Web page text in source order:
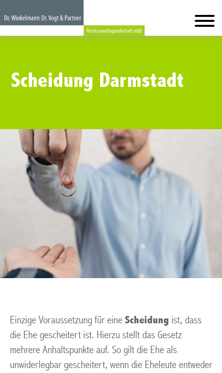
Scheidung Darmstadt
Einzige Voraussetzung für eine Scheidung ist, dass
die Ehe gescheitert ist. Hierzu stellt das Gesetz
mehrere Anhaltspunkte auf. So gilt die Ehe als
unwiderlegbar gescheitert, wenn die Eheleute entweder